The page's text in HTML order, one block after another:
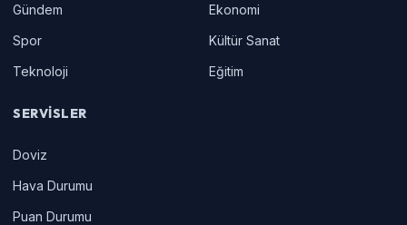
Gündem
Ekonomi
Spor
Kültür Sanat
Teknoloji
Eğitim
SERVISLER
Doviz
Hava Durumu
Puan Durumu